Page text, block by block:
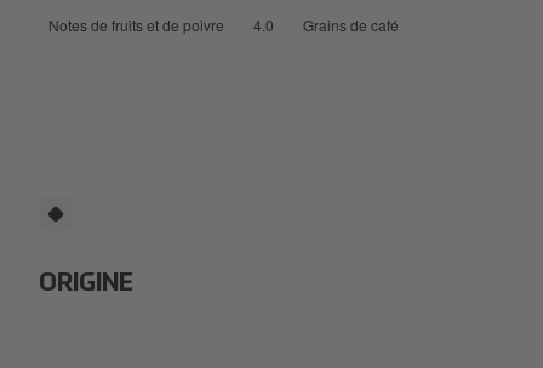
Notes de fruits et de poivre 4.0 Grains de café
ORIGINE